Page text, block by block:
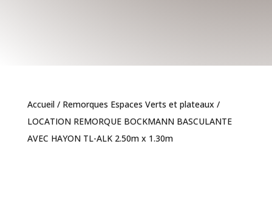
Accueil/ Remorques Espaces Verts et plateaux /
LOCATION REMORQUE BOCKMANN BASCULANTE
AVEC HAYON TL-ALK 2.50m x 1.30m